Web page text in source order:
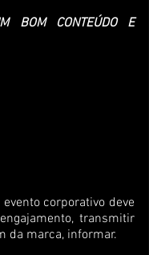
BOM CONTEÚDO E
corporativo deve
transmitir
da marca, informar.